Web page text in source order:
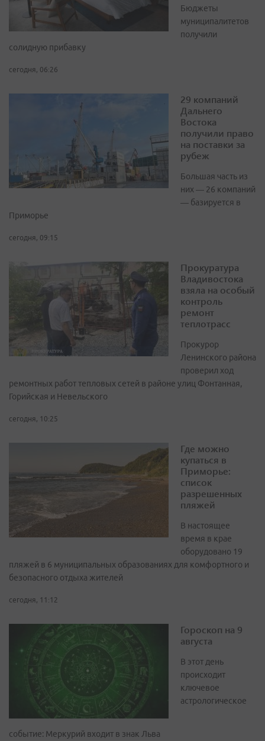
Бюджеты
муниципалитетов
получили
солидную прибавку
сегодня, 06:26
29 компаний
Дальнего
Востока
получили право
на поставки за
рубеж
Большая часть из
них — 26 компаний
— базируется в
Приморье
сегодня, 09:15
Прокуратура
Владивостока
взяла на особый
контроль
ремонт
теплотрасс
Прокурор
Ленинского района
проверил ход
ремонтных работ тепловых сетей в районе улиц Фонтанная,
Горийская и Невельского
сегодня, 10:25
Где можно
купаться в
Приморье:
список
разрешенных
пляжей
В настоящее
время в крае
оборудовано 19
пляжей в 6 муниципальных образованиях для комфортного и
безопасного отдыха жителей
сегодня, 11:12
Гороскоп на 9
августа
В этот день
происходит
ключевое
астрологическое
событие: Меркурий входит в знак Льва